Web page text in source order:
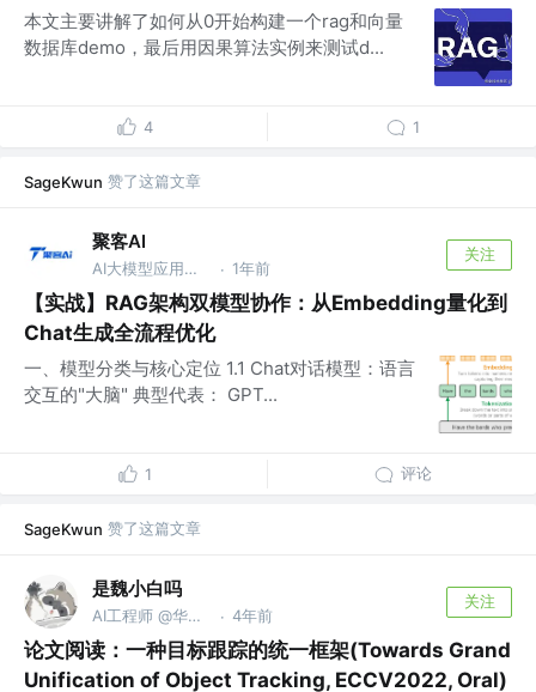
本文主要讲解了如何从0开始构建一个rag和向量
数据库demo，最后用因果算法实例来测试d...
4 1
SageKwun 赞了这篇文章
聚客AI
AI大模型应用开发工程师 · 1年前
关注
【实战】RAG架构双模型协作：从Embedding量化到
Chat生成全流程优化​
一、模型分类与核心定位 1.1 Chat对话模型：语言
交互的"大脑" 典型代表： GPT...
1 评论
SageKwun 赞了这篇文章
是魏小白吗
AI工程师 @华为技术有限公司 · 4年前
关注
论文阅读：一种目标跟踪的统一框架(Towards Grand
Unification of Object Tracking, ECCV2022, Oral)